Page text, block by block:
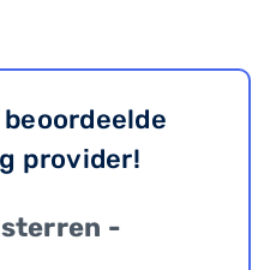
provider!
-